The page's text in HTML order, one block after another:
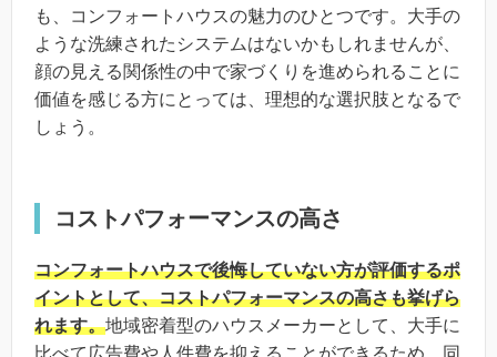
も、コンフォートハウスの魅力のひとつです。大手の
ような洗練されたシステムはないかもしれませんが、
顔の見える関係性の中で家づくりを進められることに
価値を感じる方にとっては、理想的な選択肢となるで
しょう。
コストパフォーマンスの高さ
コンフォートハウスで後悔していない方が評価するポ
イントとして、コストパフォーマンスの高さも挙げら
れます。地域密着型のハウスメーカーとして、大手に